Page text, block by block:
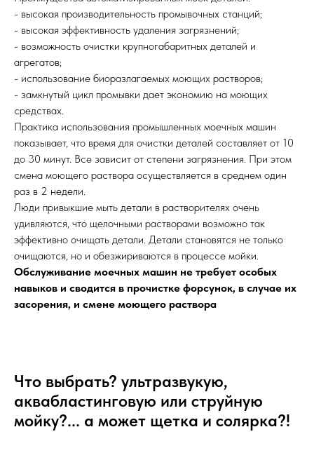
- высокая производительность промывочных станций;
- высокая эффективность удаления загрязнений;
- возможность очистки крупногабаритных деталей и
агрегатов;
- использование биоразлагаемых моющих растворов;
- замкнутый цикл промывки дает экономию на моющих
средствах.
Практика использования промышленных моечных машин
показывает, что время для очистки деталей составляет от 10
до 30 минут. Все зависит от степени загрязнения. При этом
смена моющего раствора осуществляется в среднем один
раз в 2 недели.
Люди привыкшие мыть детали в растворителях очень
удивляются, что щелочными растворами возможно так
эффективно очищать детали. Детали становятся не только
очищаются, но и обезжириваются в процессе мойки.
Обслуживание моечных машин не требует особых
навыков и сводится в прочистке форсунок, в случае их
засорения, и смене моющего раствора
Что выбрать? ультразвукую,
аквабластинговую или струйную
мойку?... а может щетка и солярка?!